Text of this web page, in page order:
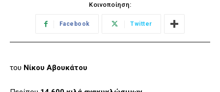
Κοινοποίηση:
Facebook Twitter
του Νίκου Αβουκάτου